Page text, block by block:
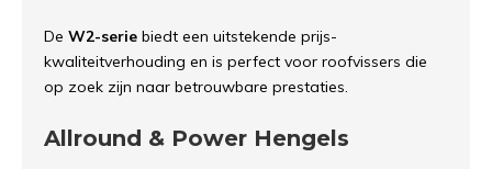
De W2-serie biedt een uitstekende prijs-
kwaliteitverhouding en is perfect voor roofvissers die
op zoek zijn naar betrouwbare prestaties.
Allround & Power Hengels